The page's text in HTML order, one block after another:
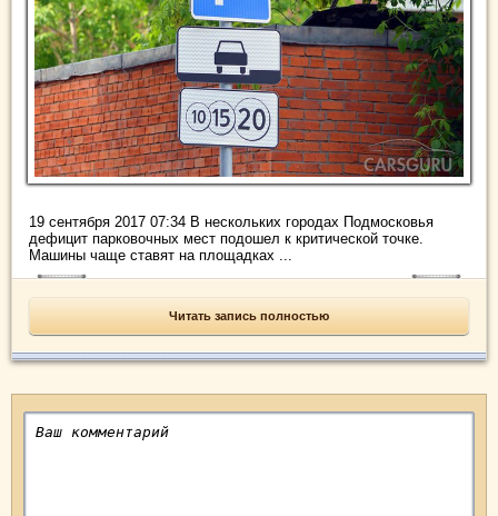
19 сентября 2017 07:34 В нескольких городах Подмосковья
дефицит парковочных мест подошел к критической точке.
Машины чаще ставят на площадках ...
Читать запись полностью